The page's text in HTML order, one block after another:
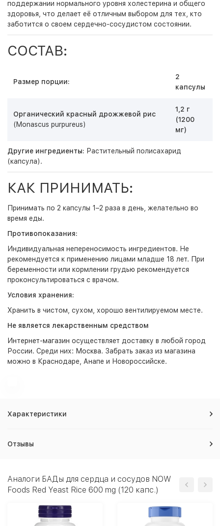
поддержании нормального уровня холестерина и общего
здоровья, что делает её отличным выбором для тех, кто
заботится о своем сердечно-сосудистом состоянии.
СОСТАВ:
Размер порции:
2
капсулы
Органический красный дрожжевой рис
(Monascus purpureus)
1,2 г
(1200
мг)
Другие ингредиенты: Растительный полисахарид
(капсула).
КАК ПРИНИМАТЬ:
Принимать по 2 капсулы 1–2 раза в день, желательно во
время еды.
Противопоказания:
Индивидуальная непереносимость ингредиентов. Не
рекомендуется к применению лицами младше 18 лет. При
беременности или кормлении грудью рекомендуется
проконсультироваться с врачом.
Условия хранения:
Хранить в чистом, сухом, хорошо вентилируемом месте.
Не является лекарственным средством
Интернет-магазин осуществляет доставку в любой город
России. Среди них: Москва. Забрать заказ из магазина
можно в Краснодаре, Анапе и Новороссийске.
Характеристики
Отзывы
Аналоги БАДы для сердца и сосудов NOW
Foods Red Yeast Rice 600 mg (120 капс.)